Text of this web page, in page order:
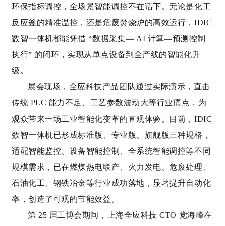
环保指标调控，全场景智能调控不在话下。无论是化工
反应釜的精准温控，还是危废焚烧炉的高效运行，IDIC
数智一体机都能凭借 “数据采集— AI 计算—预测控制
执行” 的闭环，实现从单点设备到全产线的智能化升
级。
展会现场，全应科技产品团队通过实际演示，直击
传统 PLC 能力不足、工艺参数波动大等行业痛点，为
观众带来一场工业智能化变革的直观体验。目前，IDIC
数智一体机已形成标准版、专业版、旗舰版三种规格，
适配智能监控、设备智能控制、全系统智能调控等不同
规模需求，已在燃煤热电联产、火力发电、危废处理、
石油化工、钢铁冶金等行业成功落地，显著提升自动化
率，创造了可观的节能效益。
第 25 届工博会期间，上海全应科技 CTO 党海峰在